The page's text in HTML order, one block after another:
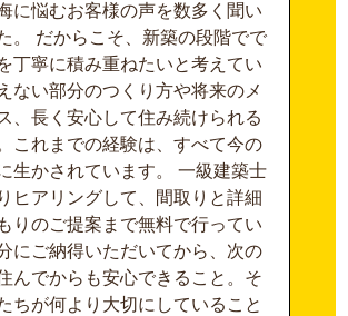
に悩むお客様の声を数多く聞い
。 だからこそ、新築の段階でで
丁寧に積み重ねたいと考えてい
ない部分のつくり方や将来のメ
、長く安心して住み続けられる
これまでの経験は、すべて今の
生かされています。 一級建築士
ヒアリングして、間取りと詳細
りのご提案まで無料で行ってい
にご納得いただいてから、次の
んでからも安心できること。そ
ちが何より大切にしていること